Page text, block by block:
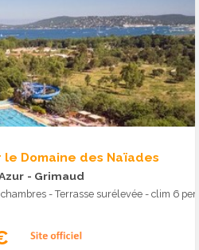
le Domaine des Naïades
- Grimaud
- Terrasse surélevée - clim 6